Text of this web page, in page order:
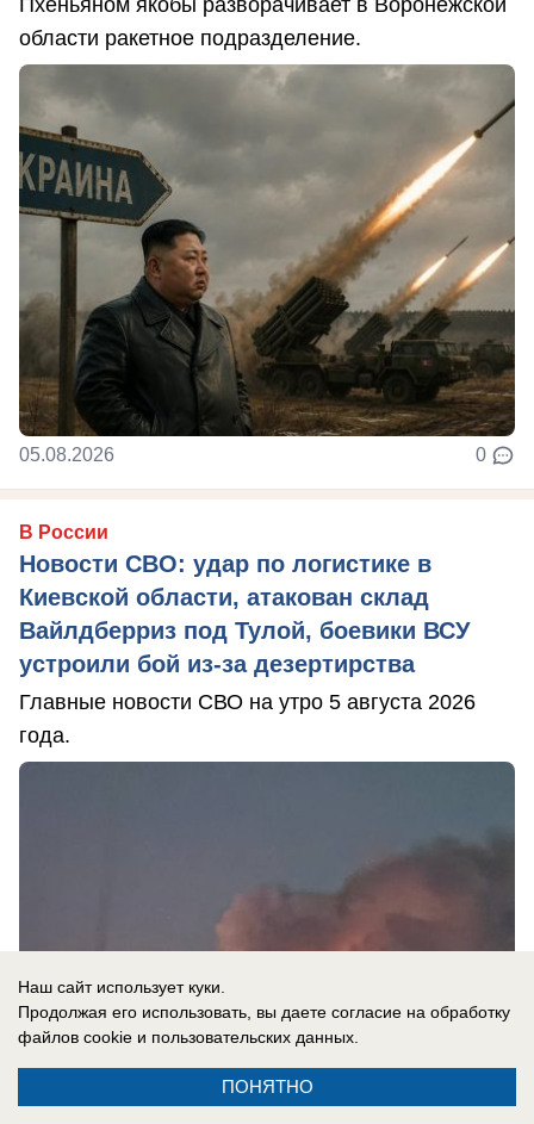
области ракетное подразделение.
05.08.2026 0
В России
Новости СВО: удар по логистике в
Киевской области, атакован склад
Вайлдберриз под Тулой, боевики ВСУ
устроили бой из-за дезертирства
Главные новости СВО на утро 5 августа 2026
года.
Наш сайт использует куки.
Продолжая его использовать, вы даете согласие на обработку
файлов cookie и пользовательских данных.
ПОНЯТНО